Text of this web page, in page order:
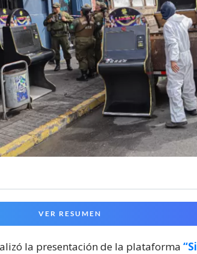
VER RESUMEN
la presentación de la plataforma